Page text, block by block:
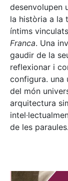
desenvolupen
la història a la
íntims
Franca. Una
gaudir de la
reflexionar i
configura. una
del món
arquitectura
de les paraules.